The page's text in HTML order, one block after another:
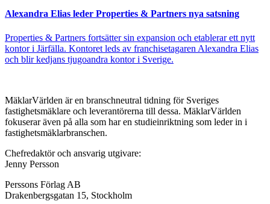
Alexandra Elias leder Properties & Partners nya satsning
Properties & Partners fortsätter sin expansion och etablerar ett nytt
kontor i Järfälla. Kontoret leds av franchisetagaren Alexandra Elias
och blir kedjans tjugoandra kontor i Sverige.
MäklarVärlden är en branschneutral tidning för Sveriges
fastighetsmäklare och leverantörerna till dessa. MäklarVärlden
fokuserar även på alla som har en studieinriktning som leder in i
fastighetsmäklarbranschen.
Chefredaktör och ansvarig utgivare:
Jenny Persson
Perssons Förlag AB
Drakenbergsgatan 15, Stockholm